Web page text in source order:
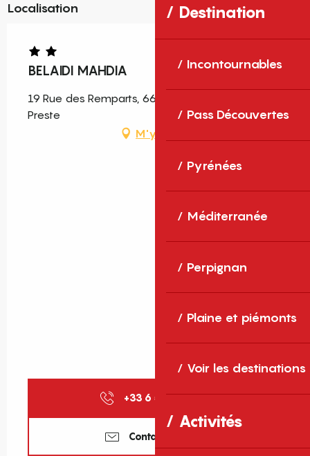
Destination
Incontournables
Pass Découvertes
Pyrénées
Méditerranée
Perpignan
Plaine et piémonts
Voir les destinations
Activités
Localisation
BELAIDI MAHDIA
19 Rue des Remparts, 66230 Prats-de-Mollo-la-
Preste
M'y rendre
+33 6 52 78 18▒▒
Contactez-nous